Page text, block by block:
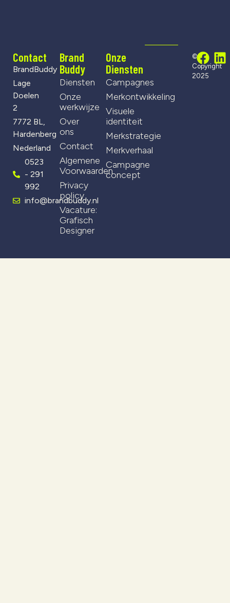
Contact
BrandBuddy
Lage
Doelen
2
7772 BL,
Hardenberg
Nederland
0523
- 291
992
info@brandbuddy.nl
Brand
Buddy
Diensten
Onze
werkwijze
Over
ons
Contact
Algemene
Voorwaarden
Privacy
policy
Vacature:
Grafisch
Designer
Onze
Diensten
Campagnes
Merkontwikkeling
Visuele
identiteit
Merkstrategie
Merkverhaal
Campagne
concept
©
Copyright
2025